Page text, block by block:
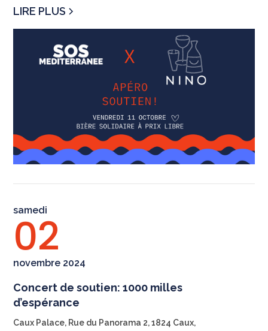
LIRE PLUS
samedi
02
novembre 2024
Concert de soutien: 1000 milles
d’espérance
Caux Palace, Rue du Panorama 2, 1824 Caux,